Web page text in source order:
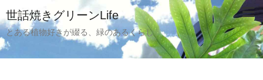
世話焼きグリーンLife
とある植物好きが綴る、緑のあるくらし